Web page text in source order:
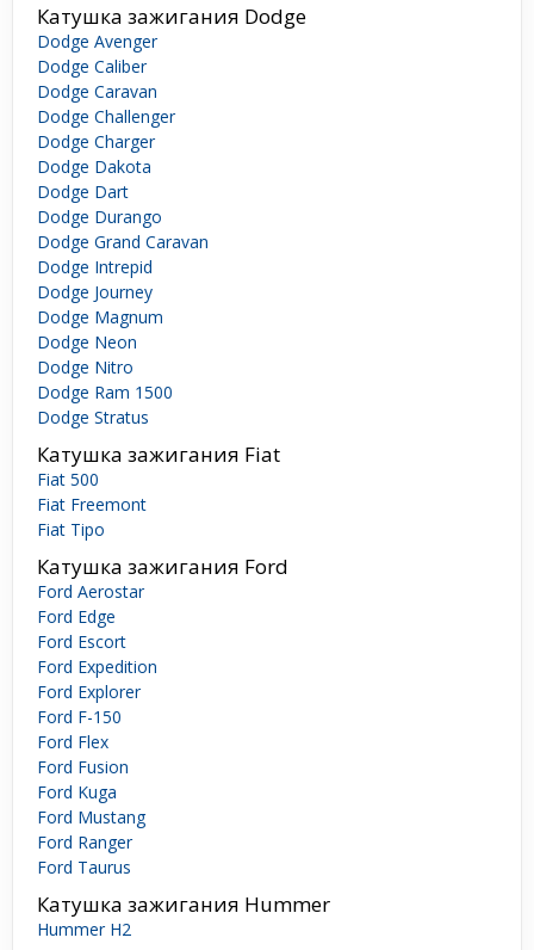
Катушка зажигания Dodge
Dodge Avenger
Dodge Caliber
Dodge Caravan
Dodge Challenger
Dodge Charger
Dodge Dakota
Dodge Dart
Dodge Durango
Dodge Grand Caravan
Dodge Intrepid
Dodge Journey
Dodge Magnum
Dodge Neon
Dodge Nitro
Dodge Ram 1500
Dodge Stratus
Катушка зажигания Fiat
Fiat 500
Fiat Freemont
Fiat Tipo
Катушка зажигания Ford
Ford Aerostar
Ford Edge
Ford Escort
Ford Expedition
Ford Explorer
Ford F-150
Ford Flex
Ford Fusion
Ford Kuga
Ford Mustang
Ford Ranger
Ford Taurus
Катушка зажигания Hummer
Hummer H2